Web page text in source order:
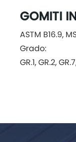
GOMITI
ASTM B16.9,
Grado:
GR.1, GR.2,